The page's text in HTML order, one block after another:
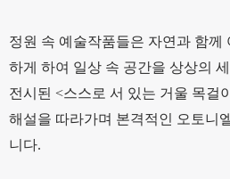
정원 속 예술작품들은 자연과 함께
하게 하여 일상 속 공간을 상상의
전시된 <스스로 서 있는 거울 목걸
해설을 따라가며 본격적인 오토니
니다.